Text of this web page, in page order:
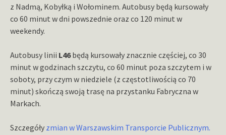
z Nadmą, Kobyłką i Wołominem. Autobusy będą kursowały
co 60 minut w dni powszednie oraz co 120 minut w
weekendy.
Autobusy linii L46będą kursowały znacznie częściej, co 30
minut w godzinach szczytu, co 60 minut poza szczytem i w
soboty, przy czym w niedziele (z częstotliwością co 70
minut) skończą swoją trasę na przystanku Fabryczna w
Markach.
Szczegóły zmian w Warszawskim Transporcie Publicznym.